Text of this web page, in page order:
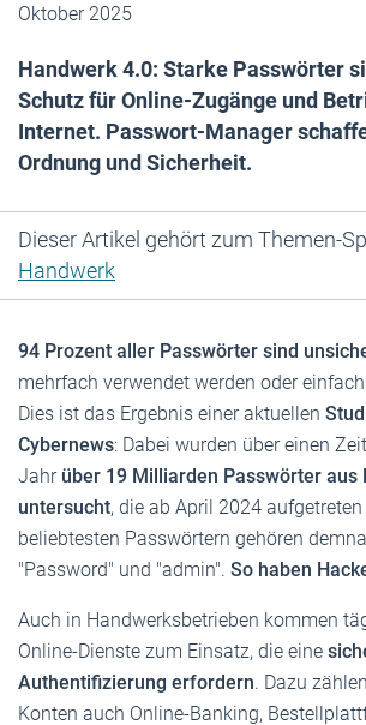
Oktober 2025
Handwerk 4.0: Starke Passwörter
Schutz für Online-Zugänge und
Internet. Passwort-Manager
Ordnung und Sicherheit.
Dieser Artikel gehört zum Themen-
Handwerk
94 Prozent aller Passwörter sind
mehrfach verwendet werden oder
Dies ist das Ergebnis einer aktuellen
Cybernews: Dabei wurden über einen
Jahr über 19 Milliarden Passwörter aus
untersucht, die ab April 2024
beliebtesten Passwörtern gehören
"Password" und "admin". So haben
Auch in Handwerksbetrieben kommen
Online-Dienste zum Einsatz, die eine
Authentifizierung erfordern. Dazu
Konten auch Online-Banking,